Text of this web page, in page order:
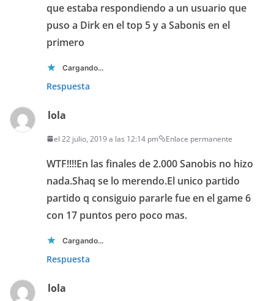
que estaba respondiendo a un usuario que
puso a Dirk en el top 5 y a Sabonis en el
primero
Cargando...
Respuesta
lola
el 22 julio, 2019 a las 12:14 pm Enlace permanente
WTF!!!!En las finales de 2.000 Sanobis no hizo
nada.Shaq se lo merendo.El unico partido
partido q consiguio pararle fue en el game 6
con 17 puntos pero poco mas.
Cargando...
Respuesta
lola